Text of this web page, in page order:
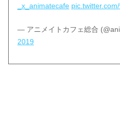
_x_animatecafe
— アニメイトカフェ総合
2019